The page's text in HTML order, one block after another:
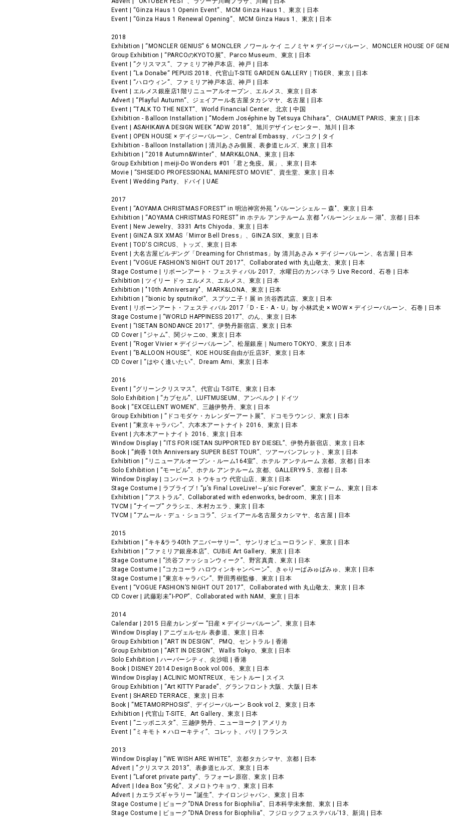
Event | “Ginza Haus 1 Openin Event“、MCM Ginza Haus 1、東京 | 日本
Event | “Ginza Haus 1 Renewal Opening“、MCM Ginza Haus 1、東京 | 日本
2018
Exhibition | “MONCLER GENIUS“ 6 MONCLER ノワール ケイ ニノミヤ × デイジーバルーン、MONCLER HOUSE OF
Group Exhibition | “PARCOのKYOTO展”、Parco Museum、東京 | 日本
Event | “クリスマス“、ファミリア神戸本店、神戸 | 日本
Event | “La Donabe“ PEPUIS 2018、代官山T-SITE GARDEN GALLERY｜TIGER、東京 | 日本
Event | “ハロウィン“、ファミリア神戸本店、神戸 | 日本
Event | エルメス銀座店1階リニューアルオープン、エルメス、東京 | 日本
Advert | “Playful Autumn“、ジェイアール名古屋タカシマヤ、名古屋 | 日本
Event | “TALK TO THE NEXT“、World Financial Center、北京 | 中国
Exhibition - Balloon Installation | “Modern Joséphine by Tetsuya Chihara“、CHAUMET PARIS、東京 | 日本
Event | ASAHIKAWA DESIGN WEEK “ADW 2018“、旭川デザインセンター、旭川 | 日本
Event | OPEN HOUSE × デイジーバルーン、Central Embassy、バンコク | タイ
Exhibition - Balloon Installation | 清川あさみ個展、表参道ヒルズ、東京 | 日本
Exhibition | “2018 Autumn&Winter“、MARK&LONA、東京 | 日本
Group Exhibition | meiji-Do Wonders #01「君と免疫。展」、東京 | 日本
Movie | “SHISEIDO PROFESSIONAL MANIFESTO MOVIE“、資生堂、東京 | 日本
Event | Wedding Party、ドバイ | UAE
2017
Event | “AOYAMA CHRISTMAS FOREST” in 明治神宮外苑 "バルーンシェル ─ 森"、東京 | 日本
Exhibition | “AOYAMA CHRISTMAS FOREST” in ホテル アンテルーム 京都 "バルーンシェル ─ 湖"、京都 | 日本
Event | New Jewelry、3331 Arts Chiyoda、東京 | 日本
Event | GINZA SIX XMAS「Mirror Bell Dress」、GINZA SIX、東京 | 日本
Event | TOD'S CIRCUS、トッズ、東京 | 日本
Event | 大名古屋ビルヂング「Dreaming for Christmas」by 清川あさみ × デイジーバルーン、名古屋 | 日本
Event | “VOGUE FASHION’S NIGHT OUT 2017”、Collaborated with 丸山敬太、東京 | 日本
Stage Costume | リボーンアート・フェスティバル 2017、水曜日のカンパネラ Live Record、石巻 | 日本
Exhibition | ツイリー ドゥ エルメス、エルメス、東京 | 日本
Exhibition | "10th Anniversary"、MARK&LONA、東京 | 日本
Exhibition | “bionic by sputniko!”、スプツニ子！展 in 渋谷西武店、東京 | 日本
Event | リボーンアート・フェスティバル 2017「D・E・A・U」by 小林武史 × WOW × デイジーバルーン、石巻 | 日本
Stage Costume | “WORLD HAPPINESS 2017”、のん、東京 | 日本
Event | “ISETAN BONDANCE 2017”、伊勢丹新宿店、東京 | 日本
CD Cover | “ジャム”、関ジャニ∞、東京 | 日本
Event | “Roger Vivier × デイジーバルーン”、松屋銀座｜Numero TOKYO、東京 | 日本
Event | “BALLOON HOUSE”、KOE HOUSE自由が丘店3F、東京 | 日本
CD Cover | “はやく逢いたい”、Dream Ami、東京 | 日本
2016
Event | “グリーンクリスマス”、代官山 T-SITE、東京 | 日本
Solo Exhibition | “カプセル”、LUFTMUSEUM、アンベルク | ドイツ
Book | “EXCELLENT WOMEN”、三越伊勢丹、東京 | 日本
Group Exhibition | “ドコモダケ・カレンダーアート展”、ドコモラウンジ、東京 | 日本
Event | “東京キャラバン”、六本木アートナイト 2016、東京 | 日本
Event | 六本木アートナイト 2016、東京 | 日本
Window Display | “ITS FOR ISETAN SUPPORTED BY DIESEL”、伊勢丹新宿店、東京 | 日本
Book | “絢香 10th Anniversary SUPER BEST TOUR”、ツアーパンフレット、東京 | 日本
Exhibition | “リニューアルオープン・ルーム164室”、ホテル アンテルーム 京都、京都 | 日本
Solo Exhibition | “モービル”、ホテル アンテルーム 京都、GALLERY9.5、京都 | 日本
Window Display | コンバース トウキョウ 代官山店、東京 | 日本
Stage Costume | ラブライブ！“μ’s Final LoveLive!～μ’sic Forever”、東京ドーム、東京 | 日本
Exhibition | “アストラル”、Collaborated with edenworks, bedroom、東京 | 日本
TVCM | “ナイーブ” クラシエ、木村カエラ、東京 | 日本
TVCM | “アムール・デュ・ショコラ”、ジェイアール名古屋タカシマヤ、名古屋 | 日本
2015
Exhibition | “キキ&ララ40th アニバーサリー“、サンリオピューロランド、東京 | 日本
Exhibition | “ファミリア銀座本店”、CUBiE Art Gallery、東京 | 日本
Stage Costume | “渋谷ファッションウィーク”、野宮真貴、東京 | 日本
Stage Costume | “コカコーラ ハロウィンキャンペーン”、きゃりーぱみゅぱみゅ、東京 | 日本
Stage Costume | “東京キャラバン”、野田秀樹監修、東京 | 日本
Event | “VOGUE FASHION’S NIGHT OUT 2017”、Collaborated with 丸山敬太、東京 | 日本
CD Cover | 武藤彩未“I-POP”、Collaborated with NAM、東京 | 日本
2014
Calendar | 2015 日産カレンダー ”日産 × デイジーバルーン”、東京 | 日本
Window Display | アニヴェルセル 表参道、東京 | 日本
Group Exhibition | “ART IN DESIGN”、PMQ、セントラル | 香港
Group Exhibition | “ART IN DESIGN”、Walls Tokyo、東京 | 日本
Solo Exhibition | ハーバーシティ、尖沙咀 | 香港
Book | DISNEY 2014 Design Book vol.006、東京 | 日本
Window Display | ACLINIC MONTREUX、モントルー | スイス
Group Exhibition | “Art KITTY Parade”、グランフロント大阪、大阪 | 日本
Event | SHARED TERRACE、東京 | 日本
Book | “METAMORPHOSIS”、デイジーバルーン Book vol.2、東京 | 日本
Exhibition | 代官山 T-SITE、Art Gallery、東京 | 日本
Event | “ニッポニスタ”、三越伊勢丹、ニューヨーク | アメリカ
Event | “ミキモト × ハローキティ”、コレット、パリ | フランス
2013
Window Display | “WE WISH ARE WHITE”、京都タカシマヤ、京都 | 日本
Advert | “クリスマス 2013”、表参道ヒルズ、東京 | 日本
Event | “Laforet private party”、ラフォーレ原宿、東京 | 日本
Advert | Idea Box “劣化”、ヌメロトウキョウ、東京 | 日本
Advert | カエラズギャラリー “誕生”、ナイロンジャパン、東京 | 日本
Stage Costume | ビョーク“DNA Dress for Biophilia”、日本科学未来館、東京 | 日本
Stage Costume | ビョーク“DNA Dress for Biophilia”、フジロックフェステバル’13、新潟 | 日本